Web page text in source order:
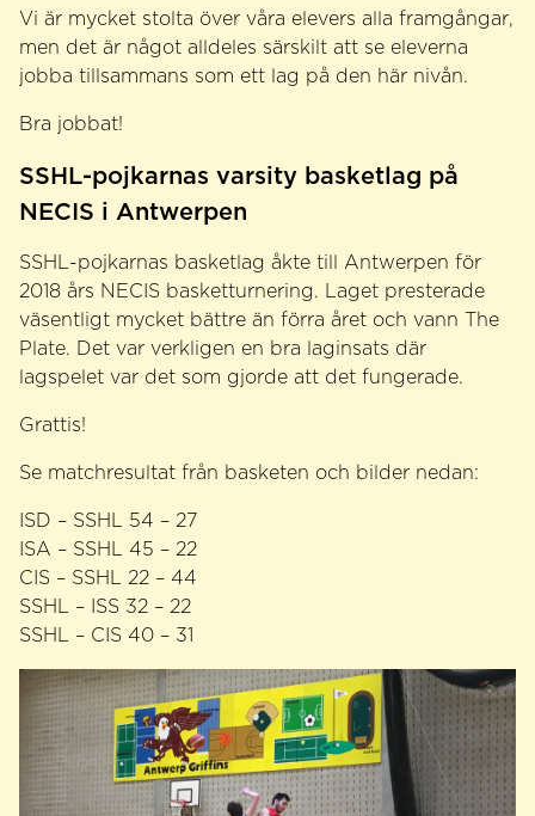
Vi är mycket stolta över våra elevers alla framgångar,
men det är något alldeles särskilt att se eleverna
jobba tillsammans som ett lag på den här nivån.
Bra jobbat!
SSHL-pojkarnas varsity basketlag på
NECIS i Antwerpen
SSHL-pojkarnas basketlag åkte till Antwerpen för
2018 års NECIS basketturnering. Laget presterade
väsentligt mycket bättre än förra året och vann The
Plate. Det var verkligen en bra laginsats där
lagspelet var det som gjorde att det fungerade.
Grattis!
Se matchresultat från basketen och bilder nedan:
ISD – SSHL 54 – 27
ISA – SSHL 45 – 22
CIS – SSHL 22 – 44
SSHL – ISS 32 – 22
SSHL – CIS 40 – 31